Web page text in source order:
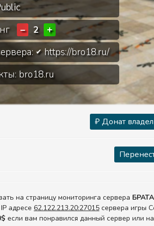
− 2
+
✔https://bro18.ru/
bro18.ru
₽ Донат
на страницу мониторинга сервера
адресе 62.122.213.20:27015 сервера игры
если вам понравился данный сервер или